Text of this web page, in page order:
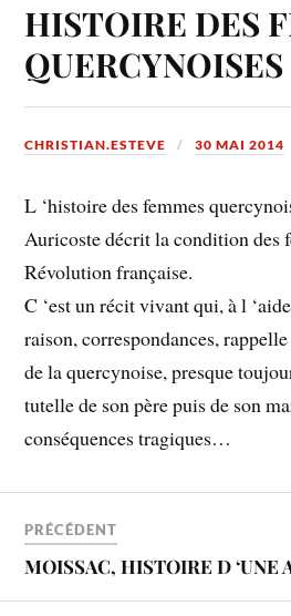
HISTOIRE DES
QUERCYNOISES
CHRISTIAN.ESTEVE 30 MAI 2014
L ‘histoire des femmes
Auricoste décrit la condition des
Révolution française.
C ‘est un récit vivant qui, à l
raison, correspondances,
de la quercynoise, presque
tutelle de son père puis de son
conséquences tragiques…
PRÉCÉDENT
MOISSAC, HISTOIRE D ‘UNE